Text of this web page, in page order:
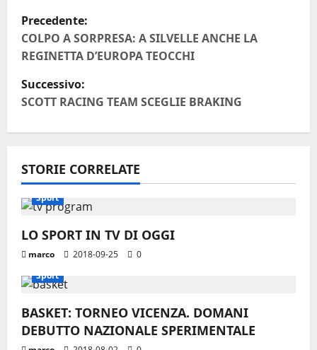
N
a
v
i
g
a
z
i
o
n
e
a
Precedente:
COLPO A SORPRESA: A SILVELLE ANCHE LA
REGINETTA D’EUROPA TEOCCHI
Successivo:
SCOTT RACING TEAM SCEGLIE BRAKING
STORIE CORRELATE
Sport
LO SPORT IN TV DI OGGI
marco 2018-09-25
0
Sport
BASKET: TORNEO VICENZA. DOMANI
DEBUTTO NAZIONALE SPERIMENTALE